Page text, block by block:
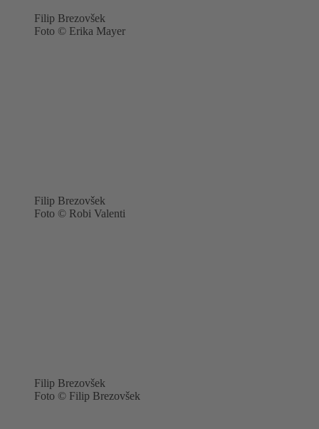
Filip Brezovšek
Foto © Erika Mayer
Filip Brezovšek
Foto © Robi Valenti
Filip Brezovšek
Foto © Filip Brezovšek